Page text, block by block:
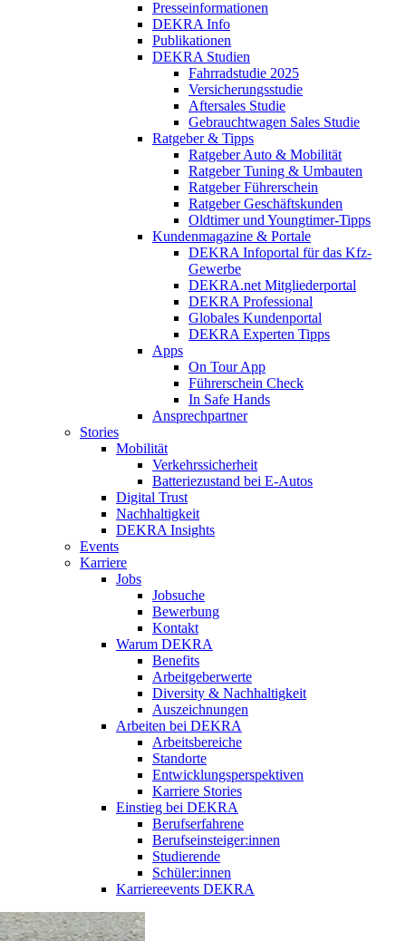
Presseinformationen
DEKRA Info
Publikationen
DEKRA Studien
Fahrradstudie 2025
Versicherungsstudie
Aftersales Studie
Gebrauchtwagen Sales Studie
Ratgeber & Tipps
Ratgeber Auto & Mobilität
Ratgeber Tuning & Umbauten
Ratgeber Führerschein
Ratgeber Geschäftskunden
Oldtimer und Youngtimer-Tipps
Kundenmagazine & Portale
DEKRA Infoportal für das Kfz-
Gewerbe
DEKRA.net Mitgliederportal
DEKRA Professional
Globales Kundenportal
DEKRA Experten Tipps
Apps
On Tour App
Führerschein Check
In Safe Hands
Ansprechpartner
Stories
Mobilität
Verkehrssicherheit
Batteriezustand bei E-Autos
Digital Trust
Nachhaltigkeit
DEKRA Insights
Events
Karriere
Jobs
Jobsuche
Bewerbung
Kontakt
Warum DEKRA
Benefits
Arbeitgeberwerte
Diversity & Nachhaltigkeit
Auszeichnungen
Arbeiten bei DEKRA
Arbeitsbereiche
Standorte
Entwicklungsperspektiven
Karriere Stories
Einstieg bei DEKRA
Berufserfahrene
Berufseinsteiger:innen
Studierende
Schüler:innen
Karriereevents DEKRA